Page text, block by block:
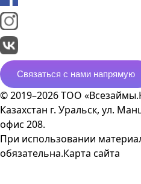
Связаться с нами напрямую
© 2019–2026 ТОО
Казахстан г. Уральск, ул.
офис 208.
При использовании
обязательна.Карта сайта